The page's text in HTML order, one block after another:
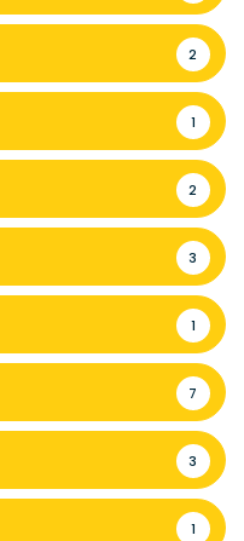
2
1
2
3
1
7
3
1